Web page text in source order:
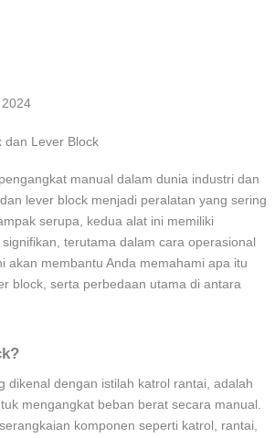
dan Lever Block
manual dalam dunia industri dan
lever block menjadi peralatan yang sering
serupa, kedua alat ini memiliki
terutama dalam cara operasional
akan membantu Anda memahami apa itu
block, serta perbedaan utama di antara
dikenal dengan istilah katrol rantai, adalah
mengangkat beban berat secara manual.
komponen seperti katrol, rantai,